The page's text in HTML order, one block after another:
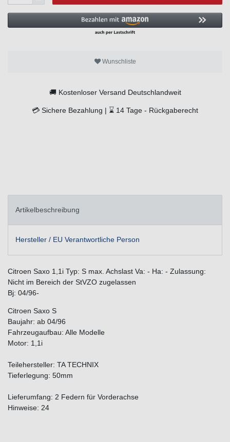
Wunschliste
🚚 Kostenloser Versand Deutschlandweit
💳 Sichere Bezahlung | ⌛ 14 Tage - Rückgaberecht
Artikelbeschreibung
Hersteller / EU Verantwortliche Person
Citroen Saxo 1,1i Typ: S max. Achslast Va: - Ha: - Zulassung:
Nicht im Bereich der StVZO zugelassen
Bj: 04/96-
Citroen Saxo S
Baujahr: ab 04/96
Fahrzeugaufbau: Alle Modelle
Motor: 1,1i
Teilehersteller: TA TECHNIX
Tieferlegung: 50mm
Lieferumfang: 2 Federn für Vorderachse
Hinweise: 24